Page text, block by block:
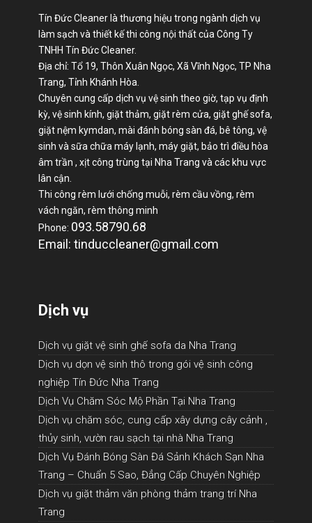
Tín Đức Cleaner là thương hiệu trong ngành dịch vụ
làm sạch và thiết kế thi công nội thất của Công Ty
TNHH Tín Đức Cleaner.
Địa chỉ: Tổ 19, Thôn Xuân Ngọc, Xã Vĩnh Ngọc, TP Nha
Trang, Tỉnh Khánh Hòa.
Chuyên cung cấp dịch vụ vệ sinh theo giờ, tạp vụ định
kỳ, vệ sinh kính, giặt thảm, giặt rèm cửa, giặt ghế sofa,
giặt nệm kymdan, mài đánh bóng sàn đá, bê tông, vệ
sinh và sữa chữa máy lạnh, máy giặt, bảo trì điều hòa
âm trần , xịt công trùng tại Nha Trang và các khu vực
lân cận.
Thi công rèm lưới chống muỗi, rèm cầu vồng, rèm
vách ngăn, rèm thông minh
Phone: 093.58790.68
Email: tinduccleaner@gmail.com
Dịch vụ
Dịch vụ giặt vệ sinh ghế sofa da Nha Trang
Dịch vụ dọn vệ sinh thô trong gói vệ sinh công
nghiệp Tín Đức Nha Trang
Dịch Vụ Chăm Sóc Mộ Phần Tại Nha Trang
Dịch vụ chăm sóc, cung cấp xây dựng cây cảnh ,
thủy sinh, vườn rau sạch tại nhà Nha Trang
Dịch Vụ Đánh Bóng Sàn Đá Sảnh Khách Sạn Nha
Trang – Chuẩn 5 Sao, Đẳng Cấp Chuyên Nghiệp
Dịch vụ giặt thảm văn phòng thảm trang trí Nha
Trang